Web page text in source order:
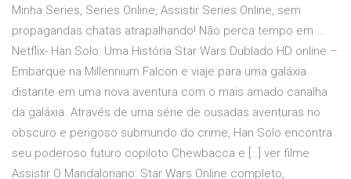
Minha Series, Series Online, Assistir Series Online, sem
propagandas chatas atrapalhando! Não perca tempo em …
Netflix- Han Solo: Uma História Star Wars Dublado HD online –
Embarque na Millennium Falcon e viaje para uma galáxia
distante em uma nova aventura com o mais amado canalha
da galáxia. Através de uma série de ousadas aventuras no
obscuro e perigoso submundo do crime, Han Solo encontra
seu poderoso futuro copiloto Chewbacca e […] ver filme
Assistir O Mandaloriano: Star Wars Online completo,